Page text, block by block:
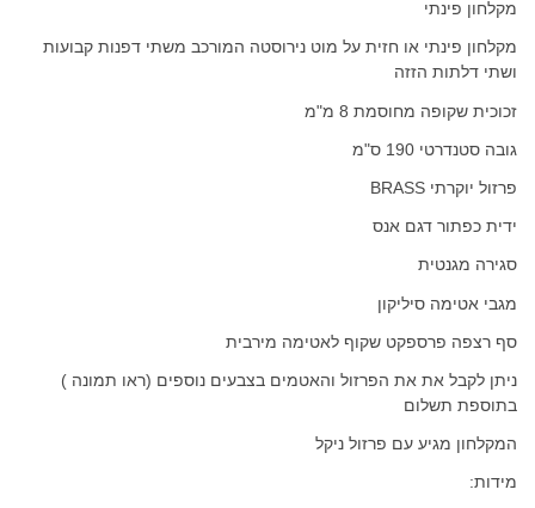
מקלחון פינתי
מקלחון פינתי או חזית על מוט נירוסטה המורכב משתי דפנות קבועות
ושתי דלתות הזזה
זכוכית שקופה מחוסמת 8 מ"מ
גובה סטנדרטי 190 ס"מ
פרזול יוקרתי BRASS
ידית כפתור דגם אנס
סגירה מגנטית
מגבי אטימה סיליקון
סף רצפה פרספקט שקוף לאטימה מירבית
ניתן לקבל את את הפרזול והאטמים בצבעים נוספים (ראו תמונה )
בתוספת תשלום
המקלחון מגיע עם פרזול ניקל
מידות: